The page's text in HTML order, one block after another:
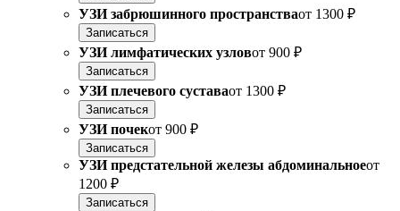
УЗИ забрюшинного пространстваот 1300 ₽
Записаться
УЗИ лимфатических узловот 900 ₽
Записаться
УЗИ плечевого суставаот 1300 ₽
Записаться
УЗИ почекот 900 ₽
Записаться
УЗИ предстательной железы абдоминальноеот
1200 ₽
Записаться